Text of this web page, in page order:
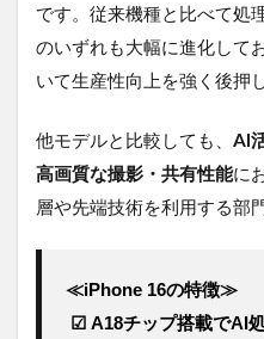
です。従来機種と比べて処
のいずれも大幅に進化して
いて生産性向上を強く後押
他モデルと比較しても、 AI
高画質な撮影・共有性能に
層や先端技術を利用する部
≪iPhone 16の特徴≫
☑ A18チップ搭載でAI